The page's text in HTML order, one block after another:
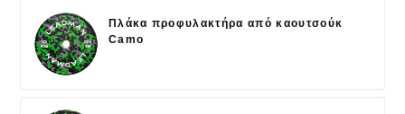
Πλάκα προφυλακτήρα από καουτσούκ
Camo